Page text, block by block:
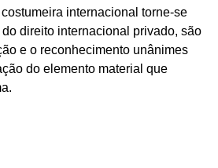
internacional torne-se
direito internacional privado, são
e o reconhecimento unânimes
do elemento material que